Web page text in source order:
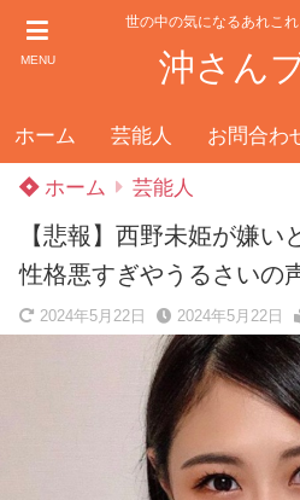
MENU
世の中の気になるあれこ
沖さん
ホーム 芸能人 お問合わ
ホーム 芸能人
【悲報】西野未姫が嫌い
性格悪すぎやうるさいの
2024年5月22日 2024年5月22日